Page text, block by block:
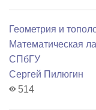
Геометрия и
Математичеcкая
СПбГУ
Сергей Пилюгин
514